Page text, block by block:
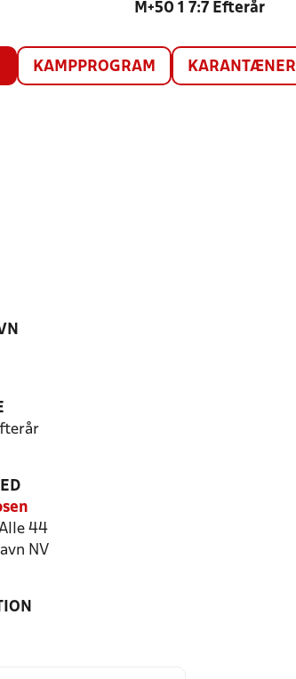
M+50 1 7:7 Efterår
KAMPPROGRAM KARANTÆNER
44
NV